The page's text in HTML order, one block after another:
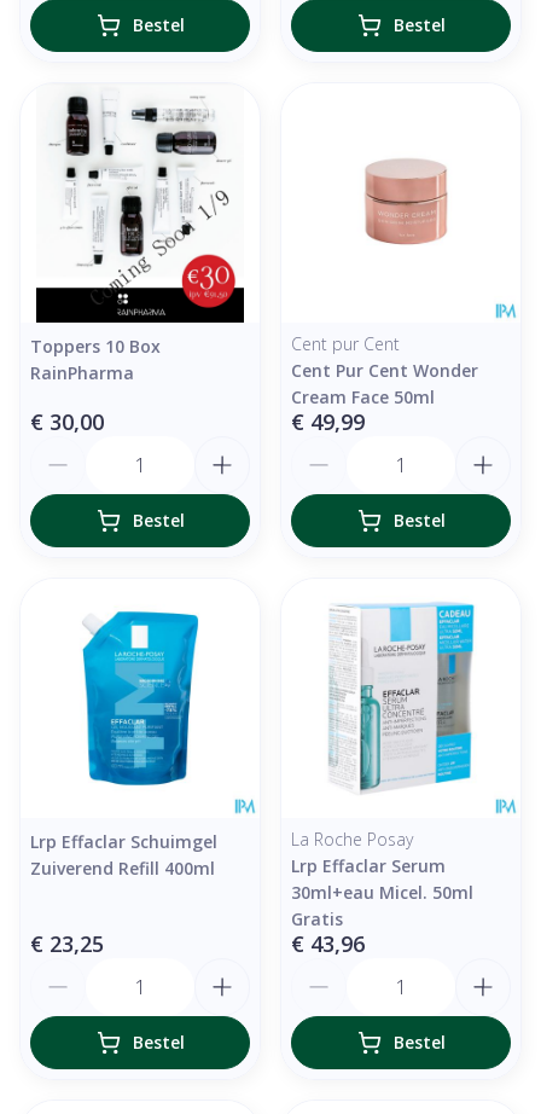
Bestel Bestel
Toppers 10 Box
RainPharma
€ 30,00
Bestel
Cent pur Cent
Cent Pur Cent Wonder
Cream Face 50ml
€ 49,99
Bestel
Lrp Effaclar Schuimgel
Zuiverend Refill 400ml
€ 23,25
Bestel
La Roche Posay
Lrp Effaclar Serum
30ml+eau Micel. 50ml
Gratis
€ 43,96
Bestel